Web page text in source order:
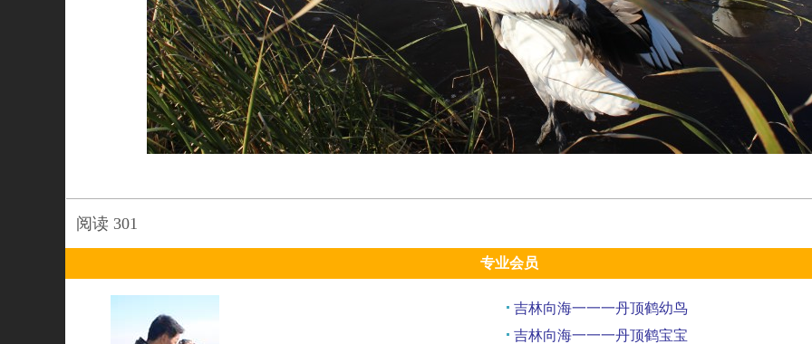
阅读 301
专业会员
吉林向海一一一丹顶鹤幼鸟
吉林向海一一一丹顶鹤宝宝